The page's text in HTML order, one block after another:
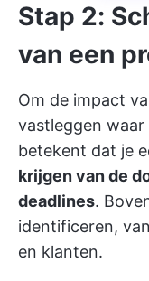
Stap 2:
van een
Om de impact
vastleggen
betekent dat je
krijgen van de
deadlines.
identificeren,
en klanten.